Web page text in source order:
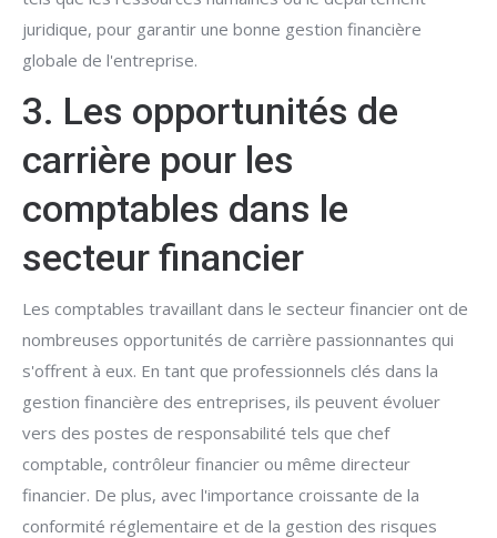
juridique, pour garantir une bonne gestion financière
globale de l'entreprise.
3. Les opportunités de
carrière pour les
comptables dans le
secteur financier
Les comptables travaillant dans le secteur financier ont de
nombreuses opportunités de carrière passionnantes qui
s'offrent à eux. En tant que professionnels clés dans la
gestion financière des entreprises, ils peuvent évoluer
vers des postes de responsabilité tels que chef
comptable, contrôleur financier ou même directeur
financier. De plus, avec l'importance croissante de la
conformité réglementaire et de la gestion des risques